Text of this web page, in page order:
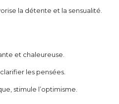
la détente et la sensualité.
et chaleureuse.
les pensées.
stimule l’optimisme.